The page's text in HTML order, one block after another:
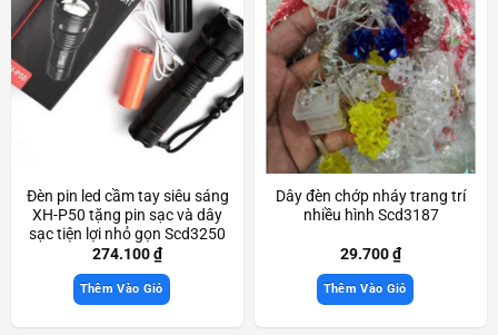
Đèn pin led cầm tay siêu sáng
XH-P50 tặng pin sạc và dây
sạc tiện lợi nhỏ gọn Scd3250
274.100₫
Thêm Vào Giỏ
Dây đèn chớp nháy trang trí
nhiều hình Scd3187
29.700₫
Thêm Vào Giỏ